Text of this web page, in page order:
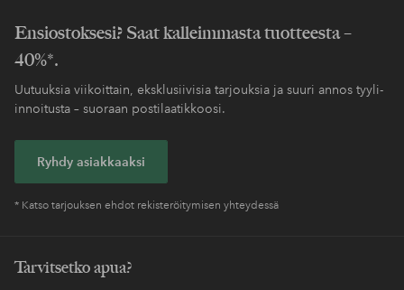
Ensiostoksesi? Saat kalleimmasta tuotteesta –
40%*.
Uutuuksia viikoittain, eksklusiivisia tarjouksia ja suuri annos tyyli-
innoitusta – suoraan postilaatikkoosi.
Ryhdy asiakkaaksi
* Katso tarjouksen ehdot rekisteröitymisen yhteydessä
Tarvitsetko apua?